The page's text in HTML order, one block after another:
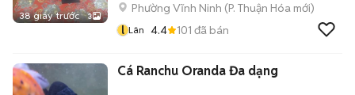
38 giây trước 3
Phường Vĩnh Ninh (P. Thuận Hóa mới)
l Lân 4.4 101 đã bán
Cá Ranchu Oranda Đa dạng